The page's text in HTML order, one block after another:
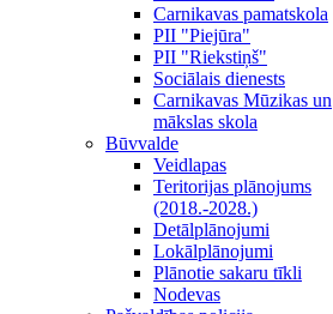
Carnikavas pamatskola
PII "Piejūra"
PII "Riekstiņš"
Sociālais dienests
Carnikavas Mūzikas un
mākslas skola
Būvvalde
Veidlapas
Teritorijas plānojums
(2018.-2028.)
Detālplānojumi
Lokālplānojumi
Plānotie sakaru tīkli
Nodevas